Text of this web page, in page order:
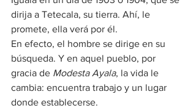
dirija a Tetecala, su tierra. Ahí, le
promete, ella verá por él.
En efecto, el hombre se dirige en su
búsqueda. Y en aquel pueblo, por
gracia de Modesta Ayala, la vida le
cambia: encuentra trabajo y un lugar
donde establecerse.